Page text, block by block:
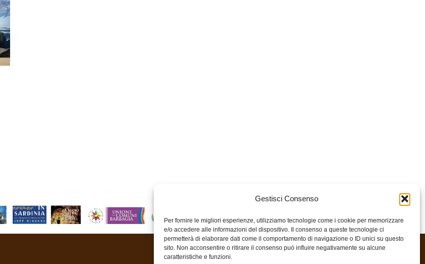
Gestisci Consenso
Per fornire le migliori esperienze, utilizziamo tecnologie come i cookie per memorizzare
e/o accedere alle informazioni del dispositivo. Il consenso a queste tecnologie ci
permetterà di elaborare dati come il comportamento di navigazione o ID unici su questo
sito. Non acconsentire o ritirare il consenso può influire negativamente su alcune
caratteristiche e funzioni.